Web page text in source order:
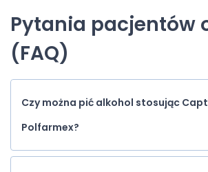
Pytania pacjentów
(FAQ)
Czy można pić alkohol stosując
Polfarmex?